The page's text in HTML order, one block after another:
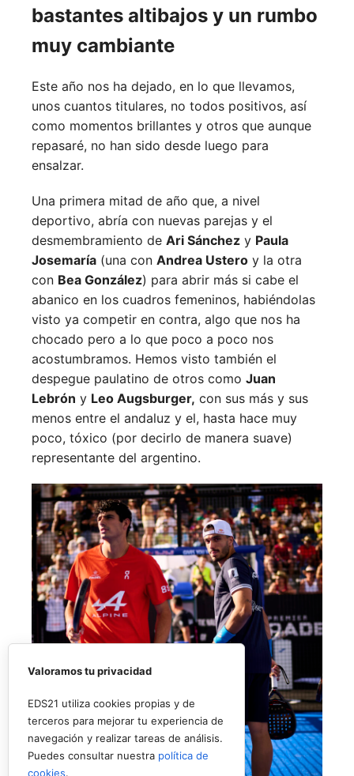
bastantes altibajos y un rumbo
muy cambiante
Este año nos ha dejado, en lo que llevamos,
unos cuantos titulares, no todos positivos, así
como momentos brillantes y otros que aunque
repasaré, no han sido desde luego para
ensalzar.
Una primera mitad de año que, a nivel
deportivo, abría con nuevas parejas y el
desmembramiento de Ari Sánchez y Paula
Josemaría (una con Andrea Ustero y la otra
con Bea González) para abrir más si cabe el
abanico en los cuadros femeninos, habiéndolas
visto ya competir en contra, algo que nos ha
chocado pero a lo que poco a poco nos
acostumbramos. Hemos visto también el
despegue paulatino de otros como Juan
Lebrón y Leo Augsburger, con sus más y sus
menos entre el andaluz y el, hasta hace muy
poco, tóxico (por decirlo de manera suave)
representante del argentino.
Valoramos tu privacidad
EDS21 utiliza cookies propias y de
terceros para mejorar tu experiencia de
navegación y realizar tareas de análisis.
Puedes consultar nuestra política de
cookies.